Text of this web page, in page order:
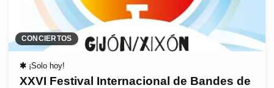
CONCIERTOS
✱ ¡Solo hoy!
XXVI Festival Internacional de Bandes de